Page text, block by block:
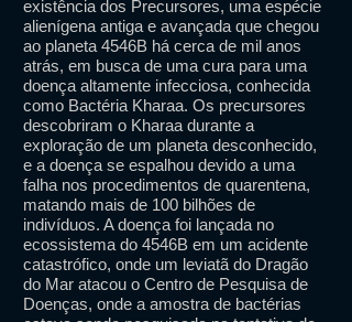
existência dos Precursores, uma espécie
alienígena antiga e avançada que chegou
ao planeta 4546B há cerca de mil anos
atrás, em busca de uma cura para uma
doença altamente infecciosa, conhecida
como Bactéria Kharaa. Os precursores
descobriram o Kharaa durante a
exploração de um planeta desconhecido,
e a doença se espalhou devido a uma
falha nos procedimentos de quarentena,
matando mais de 100 bilhões de
indivíduos. A doença foi lançada no
ecossistema do 4546B em um acidente
catastrófico, onde um leviatã do Dragão
do Mar atacou o Centro de Pesquisa de
Doenças, onde a amostra de bactérias